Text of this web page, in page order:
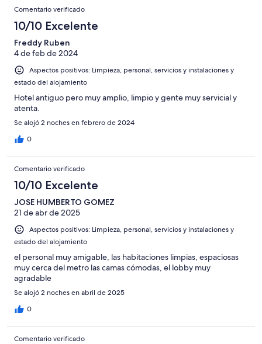
Comentario verificado
10/10 Excelente
Freddy Ruben
4 de feb de 2024
Aspectos positivos: Limpieza, personal, servicios y instalaciones y
estado del alojamiento
Hotel antiguo pero muy amplio, limpio y gente muy servicial y
atenta.
Se alojó 2 noches en febrero de 2024
0
Comentario verificado
10/10 Excelente
JOSE HUMBERTO GOMEZ
21 de abr de 2025
Aspectos positivos: Limpieza, personal, servicios y instalaciones y
estado del alojamiento
el personal muy amigable, las habitaciones limpias, espaciosas
muy cerca del metro las camas cómodas, el lobby muy
agradable
Se alojó 2 noches en abril de 2025
0
Comentario verificado